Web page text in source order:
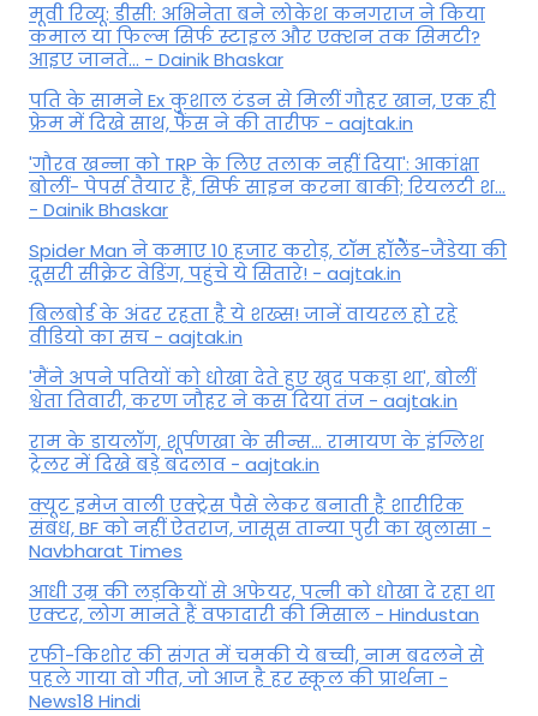
मूवी रिव्यू: डीसी: अभिनेता बने लोकेश कनगराज ने किया
कमाल या फिल्म सिर्फ स्टाइल और एक्शन तक सिमटी?
आइए जानते... - Dainik Bhaskar
पति के सामने Ex कुशाल टंडन से मिलीं गौहर खान, एक ही
फ्रेम में दिखे साथ, फैंस ने की तारीफ - aajtak.in
'गौरव खन्ना को TRP के लिए तलाक नहीं दिया': आकांक्षा
बोलीं- पेपर्स तैयार हैं, सिर्फ साइन करना बाकी; रियलटी श...
- Dainik Bhaskar
Spider Man ने कमाए 10 हजार करोड़, टॉम हॉलैेंड-जैंडेया की
दूसरी सीक्रेट वेडिंग, पहुंचे ये सितारे! - aajtak.in
बिलबोर्ड के अंदर रहता है ये शख्स! जानें वायरल हो रहे
वीडियो का सच - aajtak.in
'मैंने अपने पतियों को धोखा देते हुए खुद पकड़ा था', बोलीं
श्वेता तिवारी, करण जौहर ने कस दिया तंज - aajtak.in
राम के डायलॉग, शूर्पणखा के सीन्स... रामायण के इंग्लिश
ट्रेलर में दिखे बड़े बदलाव - aajtak.in
क्यूट इमेज वाली एक्ट्रेस पैसे लेकर बनाती है शारीरिक
संबंध, BF को नहीं ऐतराज, जासूस तान्‍या पुरी का खुलासा -
Navbharat Times
आधी उम्र की लड़कियों से अफेयर, पत्नी को धोखा दे रहा था
एक्टर, लोग मानते हैं वफादारी की मिसाल - Hindustan
रफी-किशोर की संगत में चमकी ये बच्ची, नाम बदलने से
पहले गाया वो गीत, जो आज है हर स्कूल की प्रार्थना -
News18 Hindi